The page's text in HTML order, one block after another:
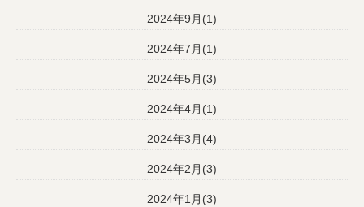
2024年9月(1)
2024年7月(1)
2024年5月(3)
2024年4月(1)
2024年3月(4)
2024年2月(3)
2024年1月(3)